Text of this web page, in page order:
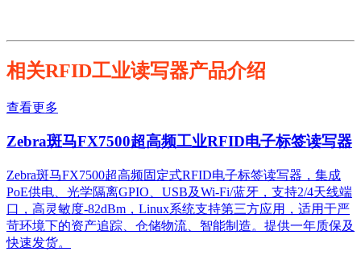
相关RFID工业读写器产品介绍
查看更多
Zebra斑马FX7500超高频工业RFID电子标签读写器
Zebra斑马FX7500超高频固定式RFID电子标签读写器，集成
PoE供电、光学隔离GPIO、USB及Wi-Fi/蓝牙，支持2/4天线端
口，高灵敏度-82dBm，Linux系统支持第三方应用，适用于严
苛环境下的资产追踪、仓储物流、智能制造。提供一年质保及
快速发货。